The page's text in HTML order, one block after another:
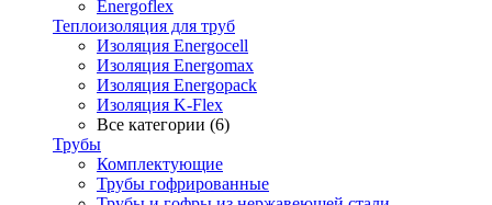
Energoflex
Теплоизоляция для труб
Изоляция Energocell
Изоляция Energomax
Изоляция Energopack
Изоляция K-Flex
Все категории (6)
Трубы
Комплектующие
Трубы гофрированные